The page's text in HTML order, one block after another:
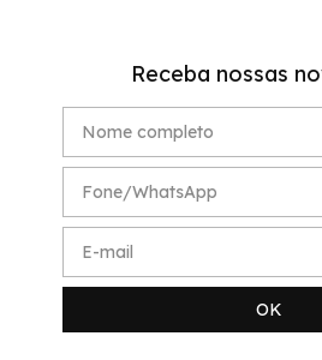
Receba nossas